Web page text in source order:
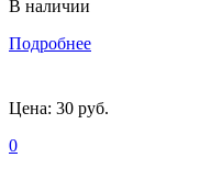
В наличии
Подробнее
Цена: 30 руб.
0